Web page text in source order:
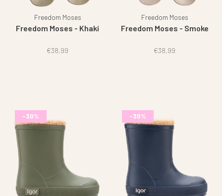
Freedom Moses
Freedom Moses - Khaki
€38,99
Freedom Moses
Freedom Moses - Smoke
€38,99
-30% -30%